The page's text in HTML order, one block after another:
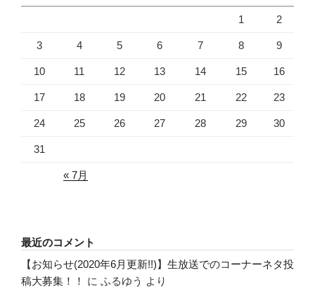
1 2
3 4 5 6 7 8 9
10 11 12 13 14 15 16
17 18 19 20 21 22 23
24 25 26 27 28 29 30
31
« 7月
最近のコメント
【お知らせ(2020年6月更新!!)】生放送でのコーナーネタ投
稿大募集！！
に ふるゆう より